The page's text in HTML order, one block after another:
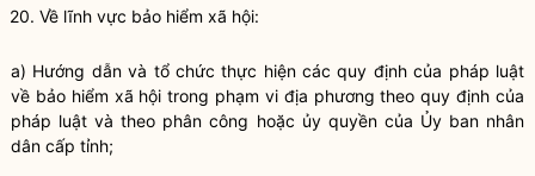
20. Về lĩnh vực bảo hiểm xã hội:
a) Hướng dẫn và tổ chức thực hiện các quy định của pháp luật
về bảo hiểm xã hội trong phạm vi địa phương theo quy định của
pháp luật và theo phân công hoặc ủy quyềncủa Ủy ban nhân
dân cấp tỉnh;